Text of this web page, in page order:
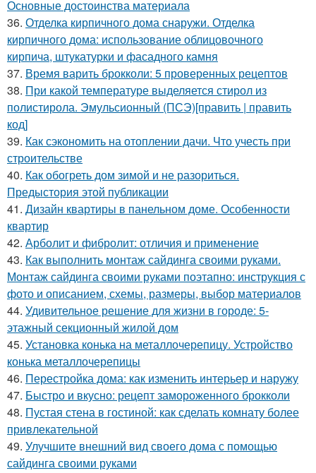
Основные достоинства материала
36. Отделка кирпичного дома снаружи. Отделка
кирпичного дома: использование облицовочного
кирпича, штукатурки и фасадного камня
37. Время варить брокколи: 5 проверенных рецептов
38. При какой температуре выделяется стирол из
полистирола. Эмульсионный (ПСЭ)[править | править
код]
39. Как сэкономить на отоплении дачи. Что учесть при
строительстве
40. Как обогреть дом зимой и не разориться.
Предыстория этой публикации
41. Дизайн квартиры в панельном доме. Особенности
квартир
42. Арболит и фибролит: отличия и применение
43. Как выполнить монтаж сайдинга своими руками.
Монтаж сайдинга своими руками поэтапно: инструкция с
фото и описанием, схемы, размеры, выбор материалов
44. Удивительное решение для жизни в городе: 5-
этажный секционный жилой дом
45. Установка конька на металлочерепицу. Устройство
конька металлочерепицы
46. Перестройка дома: как изменить интерьер и наружу
47. Быстро и вкусно: рецепт замороженного брокколи
48. Пустая стена в гостиной: как сделать комнату более
привлекательной
49. Улучшите внешний вид своего дома с помощью
сайдинга своими руками